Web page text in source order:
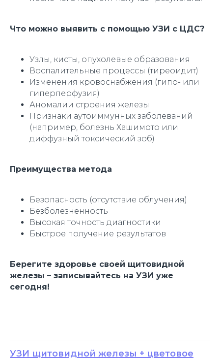
Что можно выявить с помощью УЗИ с ЦДС?
Узлы, кисты, опухолевые образования
Воспалительные процессы (тиреоидит)
Изменения кровоснабжения (гипо- или
гиперперфузия)
Аномалии строения железы
Признаки аутоиммунных заболеваний
(например, болезнь Хашимото или
диффузный токсический зоб)
Преимущества метода
Безопасность (отсутствие облучения)
Безболезненность
Высокая точность диагностики
Быстрое получение результатов
Берегите здоровье своей щитовидной
железы – записывайтесь на УЗИ уже
сегодня!
УЗИ щитовидной железы + цветовое